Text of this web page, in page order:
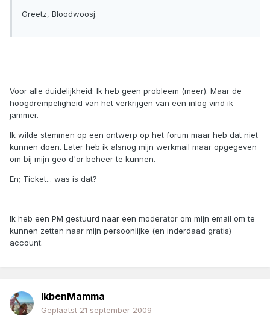
Greetz, Bloodwoosj.
Voor alle duidelijkheid: Ik heb geen probleem (meer). Maar de
hoogdrempeligheid van het verkrijgen van een inlog vind ik
jammer.
Ik wilde stemmen op een ontwerp op het forum maar heb dat niet
kunnen doen. Later heb ik alsnog mijn werkmail maar opgegeven
om bij mijn geo d'or beheer te kunnen.
En; Ticket... was is dat?
Ik heb een PM gestuurd naar een moderator om mijn email om te
kunnen zetten naar mijn persoonlijke (en inderdaad gratis)
account.
IkbenMamma
Geplaatst 21 september 2009